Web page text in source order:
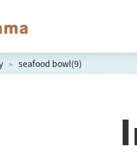
seafood bowl(9)